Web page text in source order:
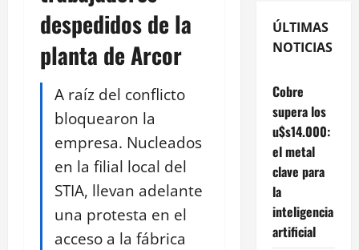
despedidos de la
planta de Arcor
A raíz del conflicto
bloquearon la
empresa. Nucleados
en la filial local del
STIA, llevan adelante
una protesta en el
acceso a la fábrica
ÚLTIMAS
NOTICIAS
Cobre
supera los
u$s14.000:
el metal
clave para
la
inteligencia
artificial